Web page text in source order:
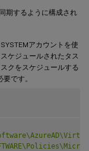
期するように構成され
アカウントを使
ケジュールされたタス
クをスケジュールする
です。